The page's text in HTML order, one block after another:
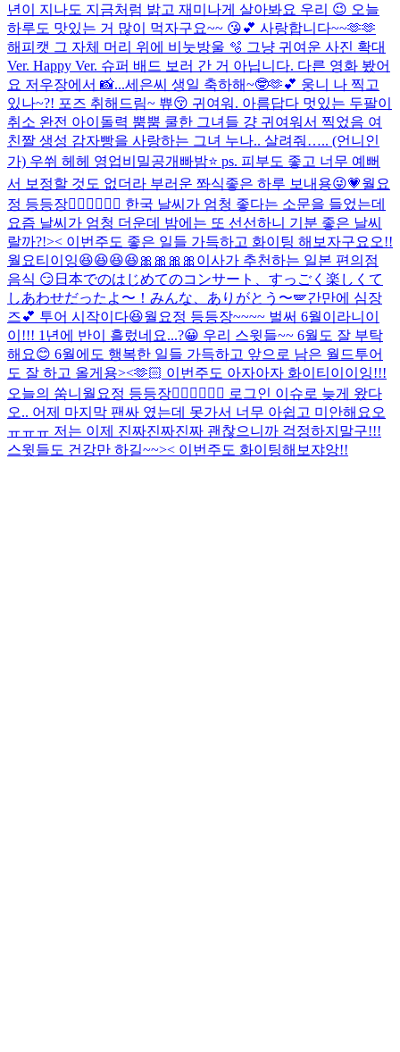
년이 지나도 지금처럼 밝고 재미나게 살아봐요 우리 😉 오늘
하루도 맛있는 거 많이 먹자구요~~ 😘💕 사랑합니다~~🫶🫶
해피캣 그 자체 머리 위에 비눗방울 🫧 그냥 귀여운 사진 확대
Ver. Happy Ver. 슈퍼 배드 보러 간 거 아닙니다. 다른 영화 봤어
요 저우장에서 📸...세은씨 생일 축하해~🤓🫶💕 웅니 나 찍고
있나~?! 포즈 취해드림~ 쀼😚 귀여워. 아름답다 멋있는 두팔이
취소 완전 아이돌력 뿜뿜 쿨한 그녀들 걍 귀여워서 찍었음 여
친짤 생성 감자빵을 사랑하는 그녀 누나.. 살려줘….. (언니인
가) 우쒸 헤헤 영업비밀공개빠밤⭐️ ps. 피부도 좋고 너무 예뻐
서 보정할 것도 없더라 부러운 쫘식좋은 하루 보내용😜💗월요
정 등등장🧚🏻‍♀️🧚🏻‍♀️ 한국 날씨가 엄청 좋다는 소문을 들었는데
요즘 날씨가 엄청 더운데 밤에는 또 선선하니 기분 좋은 날씨
랄까?!>< 이번주도 좋은 일들 가득하고 화이팅 해보자구요오!!
월요티이잉😆😆😆😆🎀🎀🎀🎀 이사가 추천하는 일본 편의점
음식 😏 日本でのはじめてのコンサート、すっごく楽しくて
しあわせだったよ〜！みんな、ありがとう〜🪽간만에 심장
즈💕 투어 시작이다😆월요정 등등장~~~~ 벌써 6월이라니이
이!!! 1년에 반이 흘렀네요...?😀 우리 스윗들~~ 6월도 잘 부탁
해요😊 6월에도 행복한 일들 가득하고 앞으로 남은 월드투어
도 잘 하고 올게용><🫶🏻 이번주도 아자아자 화이티이이잉!!!
오늘의 쑴니 월요정 등등장🧚🏻‍♀️🧚🏻‍♀️ 로그인 이슈로 늦게 왔다
오.. 어제 마지막 팬싸 였는데 못가서 너무 아쉽고 미안해요오
ㅠㅠㅠ 저는 이제 진짜진짜진짜 괜찮으니까 걱정하지말구!!!
스윗들도 건강만 하길~~>< 이번주도 화이팅해보쟈앙!!